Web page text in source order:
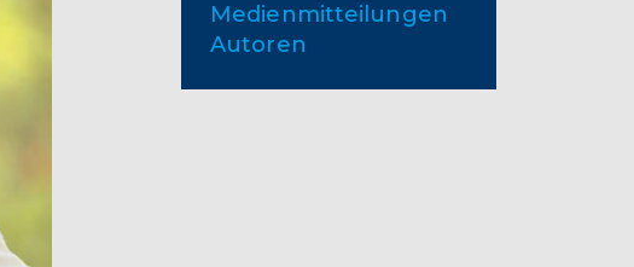
Medienmitteilungen
Autoren